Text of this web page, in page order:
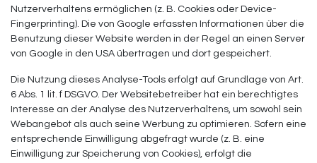
Nutzerverhaltens ermöglichen (z. B. Cookies oder Device-
Fingerprinting). Die von Google erfassten Informationen über die
Benutzung dieser Website werden in der Regel an einen Server
von Google in den USA übertragen und dort gespeichert.
Die Nutzung dieses Analyse-Tools erfolgt auf Grundlage von Art.
6 Abs. 1 lit. f DSGVO. Der Websitebetreiber hat ein berechtigtes
Interesse an der Analyse des Nutzerverhaltens, um sowohl sein
Webangebot als auch seine Werbung zu optimieren. Sofern eine
entsprechende Einwilligung abgefragt wurde (z. B. eine
Einwilligung zur Speicherung von Cookies), erfolgt die